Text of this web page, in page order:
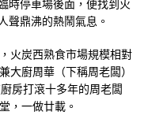
時停車場後面，便找到火
聲鼎沸的熱鬧氣息。
火炭西熟食市場規模相對
大廚周華（下稱周老闆）
房打滾十多年的周老闆
，一做廿載。